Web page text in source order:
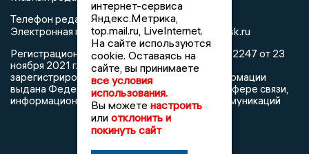
Телефон редакции: +7 903 699 9427
Электронная почта редакции:info@newslipetsk.ru
Регистрационный номер: серия Эл № ФС77-82247 от 23
ноября 2021 г. согласно выписке из реестра
зарегистрированных средств массовой информации
выдана Федеральной службой по надзору в сфере связи,
информационных технологий и массовых коммуникаций
интернет-сервиса
Яндекс.Метрика,
top.mail.ru, LiveInternet.
На сайте используются
cookie. Оставаясь на
сайте, вы принимаете
все условия
использования.
Вы можете настроить
или отклонить и
покинуть сайт